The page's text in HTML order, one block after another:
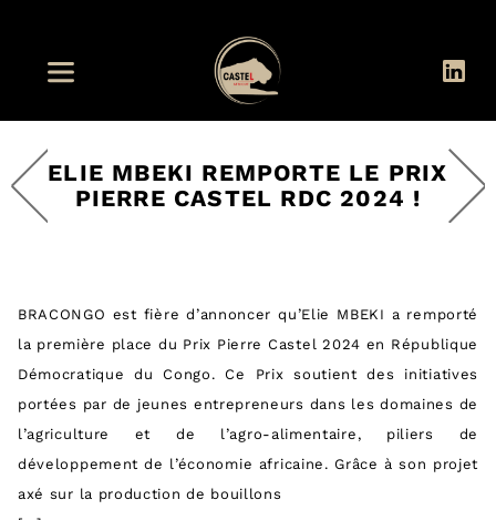
ELIE MBEKI REMPORTE LE PRIX
PIERRE CASTEL RDC 2024 !
BRACONGO est fière d’annoncer qu’Elie MBEKI a remporté
la première place du Prix Pierre Castel 2024 en République
Démocratique du Congo. Ce Prix soutient des initiatives
portées par de jeunes entrepreneurs dans les domaines de
l’agriculture et de l’agro-alimentaire, piliers de
développement de l’économie africaine. Grâce à son projet
axé sur la production de bouillons